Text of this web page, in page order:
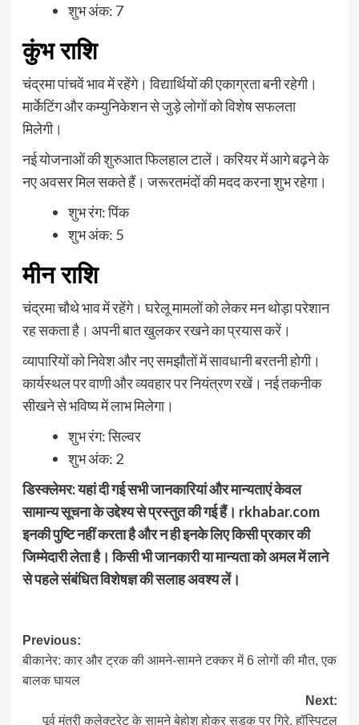
शुभ अंक: 7
कुंभ राशि
चंद्रमा पांचवें भाव में रहेंगे। विद्यार्थियों की एकाग्रता बनी रहेगी।
मार्केटिंग और कम्युनिकेशन से जुड़े लोगों को विशेष सफलता
मिलेगी।
नई योजनाओं की शुरुआत फिलहाल टालें। करियर में आगे बढ़ने के
नए अवसर मिल सकते हैं। जरूरतमंदों की मदद करना शुभ रहेगा।
शुभ रंग: पिंक
शुभ अंक: 5
मीन राशि
चंद्रमा चौथे भाव में रहेंगे। घरेलू मामलों को लेकर मन थोड़ा परेशान
रह सकता है। अपनी बात खुलकर रखने का प्रयास करें।
व्यापारियों को निवेश और नए समझौतों में सावधानी बरतनी होगी।
कार्यस्थल पर वाणी और व्यवहार पर नियंत्रण रखें। नई तकनीक
सीखने से भविष्य में लाभ मिलेगा।
शुभ रंग: सिल्वर
शुभ अंक: 2
डिस्क्लेमर: यहां दी गई सभी जानकारियां और मान्यताएं केवल
सामान्य सूचना के उद्देश्य से प्रस्तुत की गई हैं। rkhabar.com
इनकी पुष्टि नहीं करता है और न ही इनके लिए किसी प्रकार की
जिम्मेदारी लेता है। किसी भी जानकारी या मान्यता को अमल में लाने
से पहले संबंधित विशेषज्ञ की सलाह अवश्य लें।
Post
navigation
Previous:
बीकानेर: कार और ट्रक की आमने-सामने टक्कर में 6 लोगों की मौत, एक
बालक घायल
Next:
पूर्व मंत्री कलेक्ट्रेट के सामने बेहोश होकर सड़क पर गिरे, हॉस्पिटल